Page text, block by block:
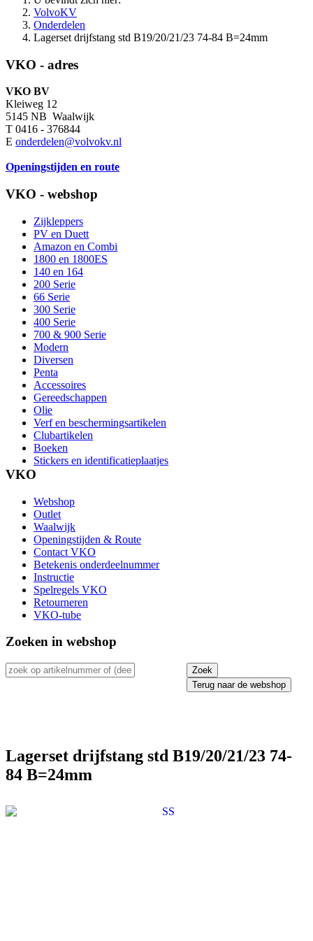
VolvoKV
Onderdelen
Lagerset drijfstang std B19/20/21/23 74-84 B=24mm
VKO - adres
VKO BV
Kleiweg 12
5145 NB Waalwijk
T 0416 - 376844
E onderdelen@volvokv.nl
Openingstijden en route
VKO - webshop
Zijkleppers
PV en Duett
Amazon en Combi
1800 en 1800ES
140 en 164
200 Serie
66 Serie
300 Serie
400 Serie
700 & 900 Serie
Modern
Diversen
Penta
Accessoires
Gereedschappen
Olie
Verf en beschermingsartikelen
Clubartikelen
Boeken
Stickers en identificatieplaatjes
VKO
Webshop
Outlet
Waalwijk
Openingstijden & Route
Contact VKO
Betekenis onderdeelnummer
Instructie
Spelregels VKO
Retourneren
VKO-tube
Zoeken in webshop
Terug naar de webshop
Lagerset drijfstang std B19/20/21/23 74-
84 B=24mm